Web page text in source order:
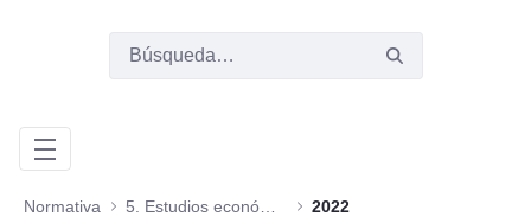
Normativa 5. Estudios económicos y jurídicos 2022